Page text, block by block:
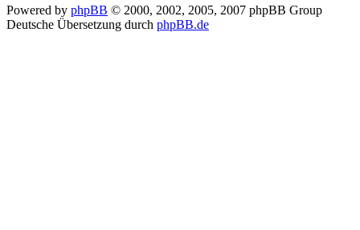
Powered by phpBB © 2000, 2002, 2005, 2007 phpBB Group
Deutsche Übersetzung durch phpBB.de